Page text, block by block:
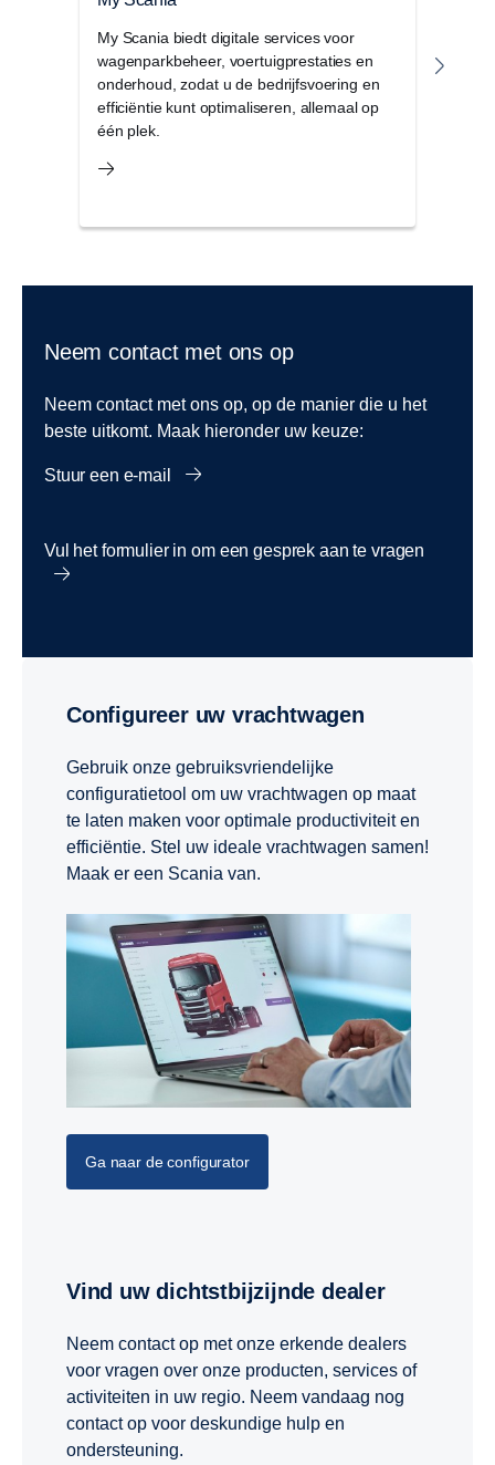
My Scania biedt digitale services voor
wagenparkbeheer, voertuigprestaties en
onderhoud, zodat u de bedrijfsvoering en
efficiëntie kunt optimaliseren, allemaal op
één plek.
Neem contact met ons op
Neem contact met ons op, op de manier die u het
beste uitkomt. Maak hieronder uw keuze:
Stuur een e-mail
Vul het formulier in om een gesprek aan te vragen
Configureer uw vrachtwagen
Gebruik onze gebruiksvriendelijke
configuratietool om uw vrachtwagen op maat
te laten maken voor optimale productiviteit en
efficiëntie. Stel uw ideale vrachtwagen samen!
Maak er een Scania van.
Ga naar de configurator
Vind uw dichtstbijzijnde dealer
Neem contact op met onze erkende dealers
voor vragen over onze producten, services of
activiteiten in uw regio. Neem vandaag nog
contact op voor deskundige hulp en
ondersteuning.